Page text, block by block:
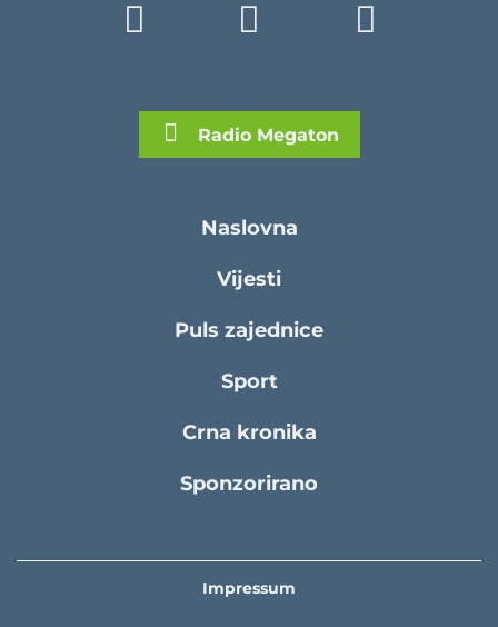
Radio Megaton
Naslovna
Vijesti
Puls zajednice
Sport
Crna kronika
Sponzorirano
Impressum